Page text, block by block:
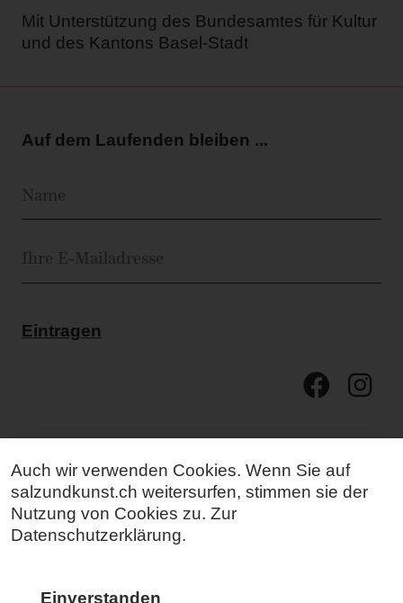
Mit Unterstützung des Bundesamtes für Kultur
und des Kantons Basel-Stadt
Auf dem Laufenden bleiben ...
Eintragen
Mehr Kunst für mehr Menschen.
Auch wir verwenden Cookies. Wenn Sie auf
salzundkunst.ch weitersurfen, stimmen sie der
Nutzung von Cookies zu. Zur
Datenschutzerklärung.
Einverstanden